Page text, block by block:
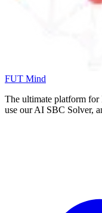
FUT Mind
The ultimate platform for
use our AI SBC Solver,